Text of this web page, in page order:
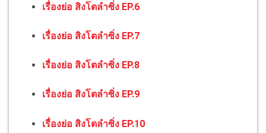
เรื่องย่อ สิงโตลำซิ่ง EP.6
เรื่องย่อ สิงโตลำซิ่ง EP.7
เรื่องย่อ สิงโตลำซิ่ง EP.8
เรื่องย่อ สิงโตลำซิ่ง EP.9
เรื่องย่อ สิงโตลำซิ่ง EP.10